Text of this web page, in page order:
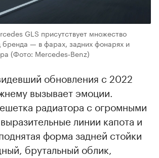
GLS присутствует множество
— в фарах, задних фонарях и
(Фото: Mercedes‑Benz)
обновления с 2022
вызывает эмоции.
радиатора с огромными
линии капота и
форма задней стойки
брутальный облик,